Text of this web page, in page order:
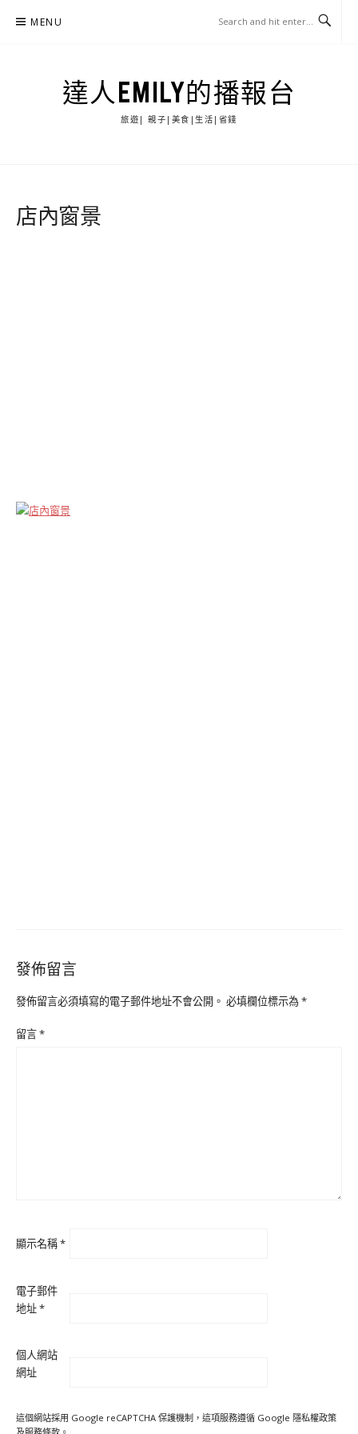
MENU
達人EMILY的播報台
旅遊| 親子|美食|生活|省錢
店內窗景
發佈留言
發佈留言必須填寫的電子郵件地址不會公開。 必填欄位標示為*
留言*
顯示名稱*
電子郵件
地址*
個人網站
網址
這個網站採用 Google reCAPTCHA 保護機制，這項服務遵循 Google 隱私權政策